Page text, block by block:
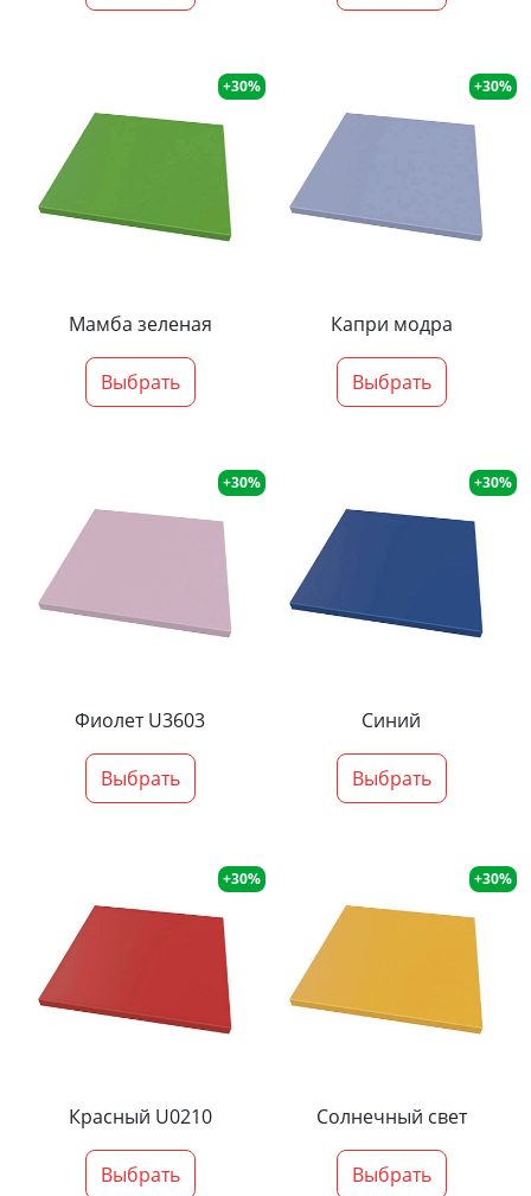
+30%
Мамба зеленая
Выбрать
+30%
Капри модра
Выбрать
+30%
Фиолет U3603
Выбрать
+30%
Синий
Выбрать
+30%
Красный U0210
Выбрать
+30%
Солнечный свет
Выбрать